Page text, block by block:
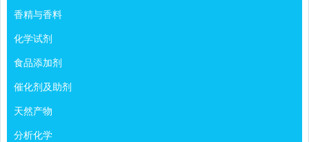
香精与香料
化学试剂
食品添加剂
催化剂及助剂
天然产物
分析化学